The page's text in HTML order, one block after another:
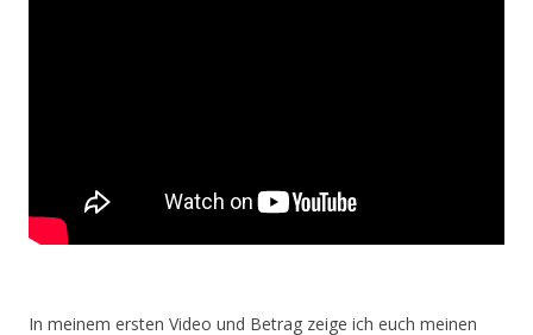
In meinem ersten Video und Betrag zeige ich euch meinen